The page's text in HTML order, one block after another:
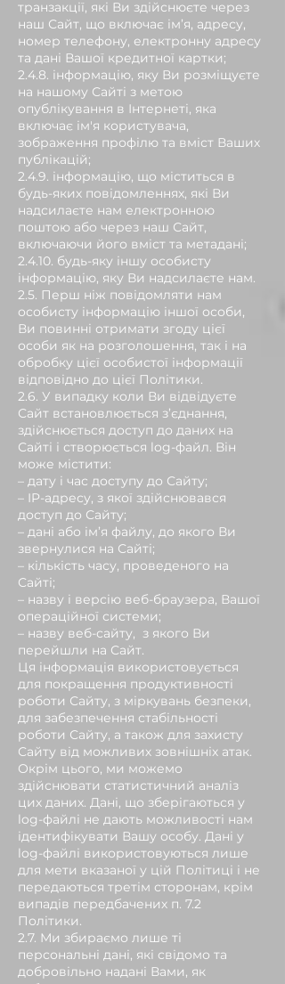
транзакції, які Ви здійснюєте через
наш Сайт, що включає ім’я, адресу,
номер телефону, електронну адресу
та дані Вашої кредитної картки;
2.4.8. інформацію, яку Ви розміщуєте
на нашому Сайті з метою
опублікування в Інтернеті, яка
включає ім'я користувача,
зображення профілю та вміст Ваших
публікацій;
2.4.9. інформацію, що міститься в
будь-яких повідомленнях, які Ви
надсилаєте нам електронною
поштою або через наш Сайт,
включаючи його вміст та метадані;
2.4.10. будь-яку іншу особисту
інформацію, яку Ви надсилаєте нам.
2.5. Перш ніж повідомляти нам
особисту інформацію іншої особи,
Ви повинні отримати згоду цієї
особи як на розголошення, так і на
обробку цієї особистої інформації
відповідно до цієї Політики.
2.6. У випадку коли Ви відвідуєте
Сайт встановлюється з’єднання,
здійснюється доступ до даних на
Сайті і створюється log-файл. Він
може містити:
– дату і час доступу до Сайту;
– IP-адресу, з якої здійснювався
доступ до Сайту;
– дані або ім’я файлу, до якого Ви
звернулися на Сайті;
– кількість часу, проведеного на
Сайті;
– назву і версію веб-браузера, Вашої
операційної системи;
– назву веб-сайту, з якого Ви
перейшли на Сайт.
Ця інформація використовується
для покращення продуктивності
роботи Сайту, з міркувань безпеки,
для забезпечення стабільності
роботи Сайту, а також для захисту
Сайту від можливих зовнішніх атак.
Окрім цього, ми можемо
здійснювати статистичний аналіз
цих даних. Дані, що зберігаються у
log-файлі не дають можливості нам
ідентифікувати Вашу особу. Дані у
log-файлі використовуються лише
для мети вказаної у цій Політиці і не
передаються третім сторонам, крім
випадів передбачених п. 7.2
Політики.
2.7. Ми збираємо лише ті
персональні дані, які свідомо та
добровільно надані Вами, як